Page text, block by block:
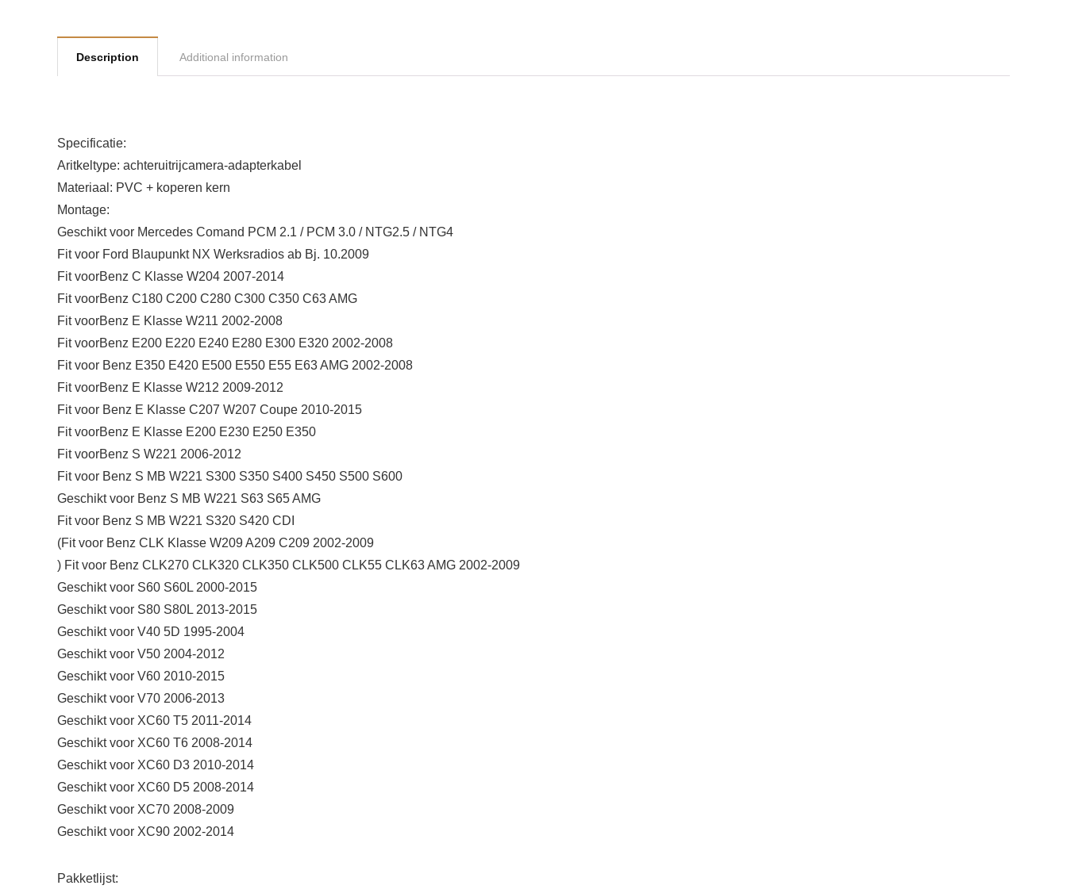
Description Additional information
Specificatie:
Aritkeltype: achteruitrijcamera-adapterkabel
Materiaal: PVC + koperen kern
Montage:
Geschikt voor Mercedes Comand PCM 2.1 / PCM 3.0 / NTG2.5 / NTG4
Fit voor Ford Blaupunkt NX Werksradios ab Bj. 10.2009
Fit voorBenz C Klasse W204 2007-2014
Fit voorBenz C180 C200 C280 C300 C350 C63 AMG
Fit voorBenz E Klasse W211 2002-2008
Fit voorBenz E200 E220 E240 E280 E300 E320 2002-2008
Fit voor Benz E350 E420 E500 E550 E55 E63 AMG 2002-2008
Fit voorBenz E Klasse W212 2009-2012
Fit voor Benz E Klasse C207 W207 Coupe 2010-2015
Fit voorBenz E Klasse E200 E230 E250 E350
Fit voorBenz S W221 2006-2012
Fit voor Benz S MB W221 S300 S350 S400 S450 S500 S600
Geschikt voor Benz S MB W221 S63 S65 AMG
Fit voor Benz S MB W221 S320 S420 CDI
(Fit voor Benz CLK Klasse W209 A209 C209 2002-2009
) Fit voor Benz CLK270 CLK320 CLK350 CLK500 CLK55 CLK63 AMG 2002-2009
Geschikt voor S60 S60L 2000-2015
Geschikt voor S80 S80L 2013-2015
Geschikt voor V40 5D 1995-2004
Geschikt voor V50 2004-2012
Geschikt voor V60 2010-2015
Geschikt voor V70 2006-2013
Geschikt voor XC60 T5 2011-2014
Geschikt voor XC60 T6 2008-2014
Geschikt voor XC60 D3 2010-2014
Geschikt voor XC60 D5 2008-2014
Geschikt voor XC70 2008-2009
Geschikt voor XC90 2002-2014
Pakketlijst: